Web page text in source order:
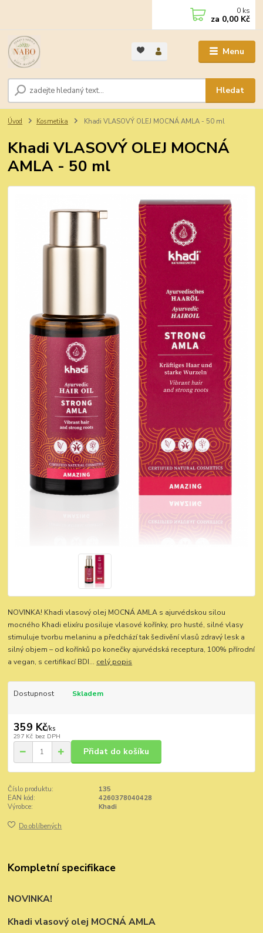
Menu
Hledat
0 ks
za 0,00 Kč
Úvod Kosmetika Khadi VLASOVÝ OLEJ MOCNÁ AMLA - 50 ml
Khadi VLASOVÝ OLEJ MOCNÁ
AMLA - 50 ml
NOVINKA! Khadi vlasový olej MOCNÁ AMLA s ajurvédskou silou
mocného Khadi elixíru posiluje vlasové kořínky, pro husté, silné vlasy
stimuluje tvorbu melaninu a předchází tak šedivění vlasů zdravý lesk a
silný objem – od kořínků po konečky ajurvédská receptura, 100% přírodní
a vegan, s certifikací BDI... celý popis
Dostupnost Skladem
359 Kč/ks
297 Kč bez DPH
Přidat do košíku
Číslo produktu:
135
EAN kód:
4260378040428
Výrobce:
Khadi
Do oblíbených
Kompletní specifikace
NOVINKA!
Khadi vlasový olej MOCNÁ AMLA